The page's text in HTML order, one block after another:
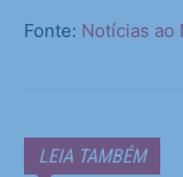
Fonte: Notícias ao
LEIA TAMBÉM